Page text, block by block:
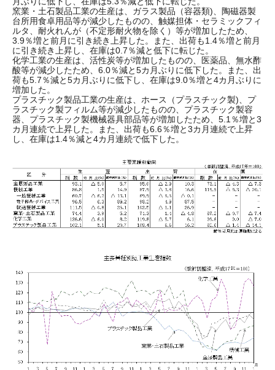
窯業・土石製品工業の生産は、ガラス製品（容器類)、陶磁器製
台所用食卓用品等が減少したものの、触媒担体・セラミックフィ
ルタ、耐火れんが（不定形耐火物を除く）等が増加したため、
3.9％増と前月に引き続き上昇した。また、出荷も1.4％増と前月
に引き続き上昇し、在庫は0.7％減と低下に転じた。
化学工業の生産は、活性炭等が増加したものの、医薬品、無水酢
酸等が減少したため、6.0％減と5カ月ぶりに低下した。また、出
荷も5.7％減と5カ月ぶりに低下し、在庫は9.0％増と4カ月ぶりに
増加した。
プラスチック製品工業の生産は、ホース（プラスチック製)、プ
ラスチック製フィルム等が減少したものの、プラスチック製容
器、プラスチック製機械器具部品等が増加したため、5.1％増と3
カ月連続で上昇した。また、出荷も6.6％増と3カ月連続で上昇
し、在庫は1.4％減と4カ月連続で低下した。